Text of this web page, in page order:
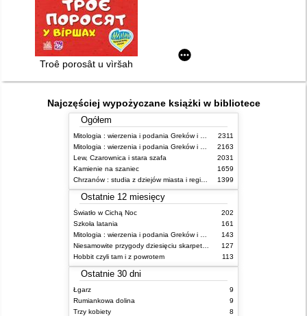
Troê porosât u vìršah
Najczęściej wypożyczane książki w bibliotece
Ogółem
2311
2163
Lew, Czarownica i stara szafa
2031
Kamienie na szaniec
1659
1399
Ostatnie 12 miesięcy
Światło w Cichą Noc
202
Szkoła latania
161
143
127
Hobbit czyli tam i z powrotem
113
Ostatnie 30 dni
Łgarz
9
Rumiankowa dolina
9
Trzy kobiety
8